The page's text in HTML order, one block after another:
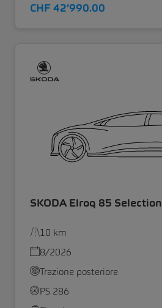
CHF 42’990.00
SKODA Elroq 85 Selection
10 km
8/2026
Trazione posteriore
PS 286